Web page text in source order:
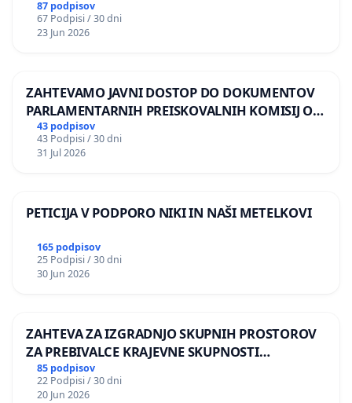
87 podpisov
67 Podpisi / 30 dni
23 Jun 2026
ZAHTEVAMO JAVNI DOSTOP DO DOKUMENTOV
PARLAMENTARNIH PREISKOVALNIH KOMISIJ O
ILEGALNI TRGOVINI Z OROŽJEM
43 podpisov
43 Podpisi / 30 dni
31 Jul 2026
PETICIJA V PODPORO NIKI IN NAŠI METELKOVI
165 podpisov
25 Podpisi / 30 dni
30 Jun 2026
ZAHTEVA ZA IZGRADNJO SKUPNIH PROSTOROV
ZA PREBIVALCE KRAJEVNE SKUPNOSTI
PRESTRANEK
85 podpisov
22 Podpisi / 30 dni
20 Jun 2026